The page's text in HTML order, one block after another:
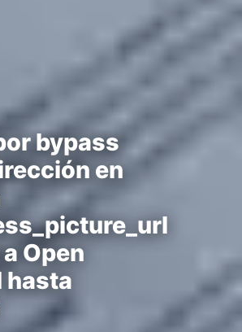
bypass
en
Open
hasta